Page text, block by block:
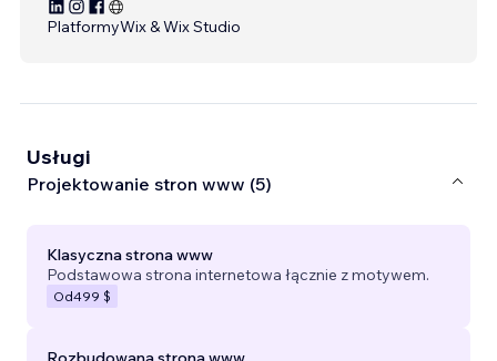
PlatformyWix & Wix Studio
Usługi
Projektowanie stron www (5)
Klasyczna strona www
Podstawowa strona internetowa łącznie z motywem.
Od499 $